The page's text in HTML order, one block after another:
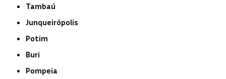
Tambaú
Junqueirópolis
Potim
Buri
Pompeia